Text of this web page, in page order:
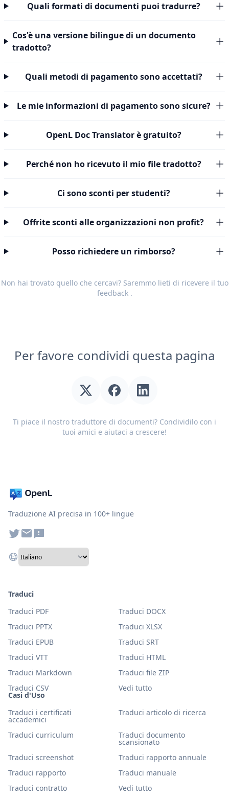
Quali formati di documenti puoi tradurre?
Cos'è una versione bilingue di un documento
tradotto?
Quali metodi di pagamento sono accettati?
Le mie informazioni di pagamento sono sicure?
OpenL Doc Translator è gratuito?
Perché non ho ricevuto il mio file tradotto?
Ci sono sconti per studenti?
Offrite sconti alle organizzazioni non profit?
Posso richiedere un rimborso?
Non hai trovato quello che cercavi? Saremmo lieti di ricevere il tuo
feedback.
Per favore condividi questa pagina
Ti piace il nostro traduttore di documenti? Condividilo con i
tuoi amici e aiutaci a crescere!
Traduzione AI precisa in 100+ lingue
Casi d'Uso
Traduci i certificati
accademici
Traduci articolo di ricerca
Traduci curriculum Traduci documento
scansionato
Traduci screenshot
Traduci rapporto annuale
Traduci rapporto
Traduci manuale
Traduci contratto
Vedi tutto
Traduci
Traduci PDF
Traduci DOCX
Traduci PPTX
Traduci XLSX
Traduci EPUB
Traduci SRT
Traduci VTT
Traduci HTML
Traduci Markdown
Traduci file ZIP
Traduci CSV
Vedi tutto